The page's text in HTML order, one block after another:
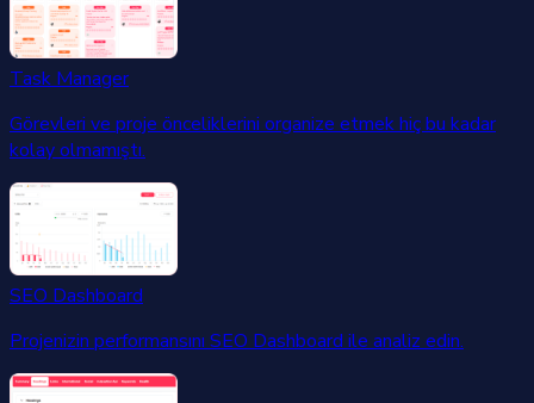
Task Manager
Görevleri ve proje önceliklerini organize etmek hiç bu kadar
kolay olmamıştı.
SEO Dashboard
Projenizin performansını SEO Dashboard ile analiz edin.